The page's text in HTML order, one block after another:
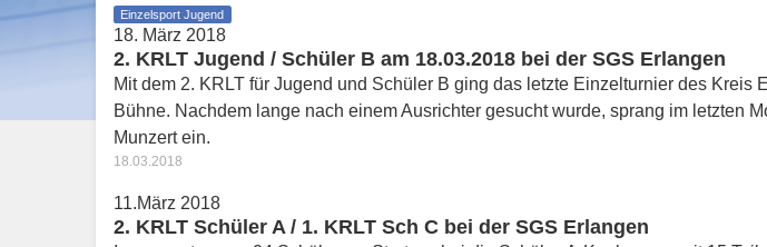
Einzelsport Jugend
18. März 2018
2. KRLT Jugend / Schüler B am 18.03.2018 bei der SGS Erlangen
Mit dem 2. KRLT für Jugend und Schüler B ging das letzte Einzelturnier des Kreis
Bühne. Nachdem lange nach einem Ausrichter gesucht wurde, sprang im letzten
Munzert ein.
18.03.2018
11.März 2018
2. KRLT Schüler A / 1. KRLT Sch C bei der SGS Erlangen